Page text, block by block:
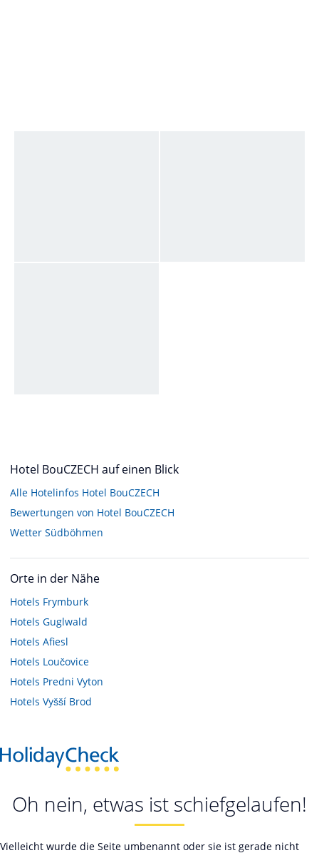
Hotel BouCZECH auf einen Blick
Alle Hotelinfos Hotel BouCZECH
Bewertungen von Hotel BouCZECH
Wetter Südböhmen
Orte in der Nähe
Hotels Frymburk
Hotels Guglwald
Hotels Afiesl
Hotels Loučovice
Hotels Predni Vyton
Hotels Vyšší Brod
Oh nein, etwas ist schiefgelaufen!
Vielleicht wurde die Seite umbenannt oder sie ist gerade nicht